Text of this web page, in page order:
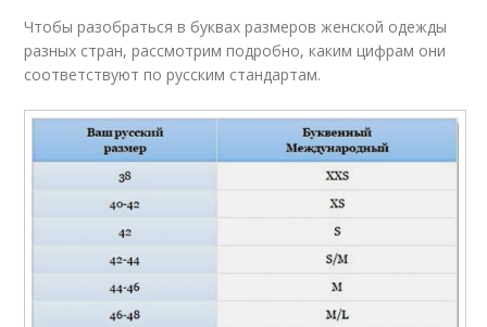
Чтобы разобраться в буквах размеров женской одежды
разных стран, рассмотрим подробно, каким цифрам они
соответствуют по русским стандартам.